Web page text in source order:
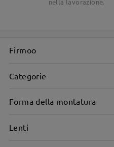
nella lavorazione.
Firmoo
Categorie
Forma della montatura
Lenti